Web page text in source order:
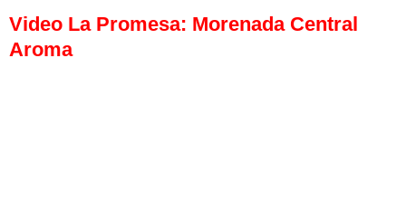
Video La Promesa: Morenada Central
Aroma